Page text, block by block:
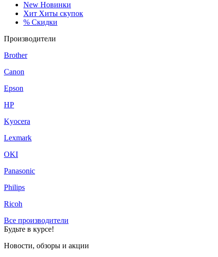
New Новинки
Хит Хиты скупок
% Скидки
Производители
Brother
Canon
Epson
HP
Kyocera
Lexmark
OKI
Panasonic
Philips
Ricoh
Все производители
Будьте в курсе!
Новости, обзоры и акции